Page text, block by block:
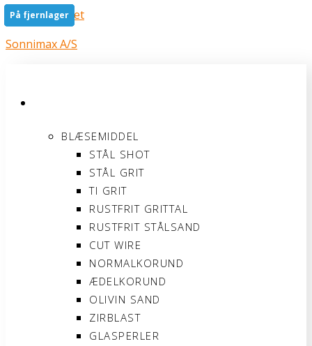
Gå til indholdet
Sonnimax A/S
BLÆSEMIDDEL
STÅL SHOT
STÅL GRIT
TI GRIT
RUSTFRIT GRITTAL
RUSTFRIT STÅLSAND
CUT WIRE
NORMALKORUND
ÆDELKORUND
OLIVIN SAND
ZIRBLAST
GLASPERLER
På fjernlager
På fjernlager
På fjernlager
På fjernlager
På fjernlager